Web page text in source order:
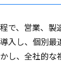
で、営業、製
入し、個別最
し、全社的な